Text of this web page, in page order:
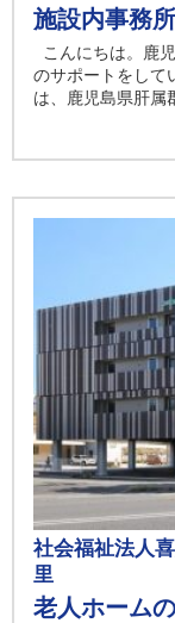
施設内事務
こんにちは。鹿
のサポートをして
は、鹿児島県肝属
社会福祉法人
里
老人ホーム